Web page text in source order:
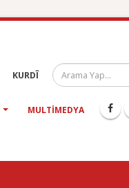
KURDÎ
MULTIMEDYA